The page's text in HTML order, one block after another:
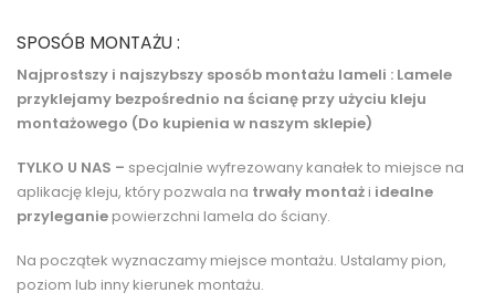
SPOSÓB MONTAŻU :
Najprostszy i najszybszy sposób montażu lameli : Lamele
przyklejamy bezpośrednio na ścianę przy użyciu kleju
montażowego (Do kupienia w naszym sklepie)
TYLKO U NAS – specjalnie wyfrezowany kanałek to miejsce na
aplikację kleju, który pozwala na trwały montaż i idealne
przyleganie powierzchni lamela do ściany.
Na początek wyznaczamy miejsce montażu. Ustalamy pion,
poziom lub inny kierunek montażu.